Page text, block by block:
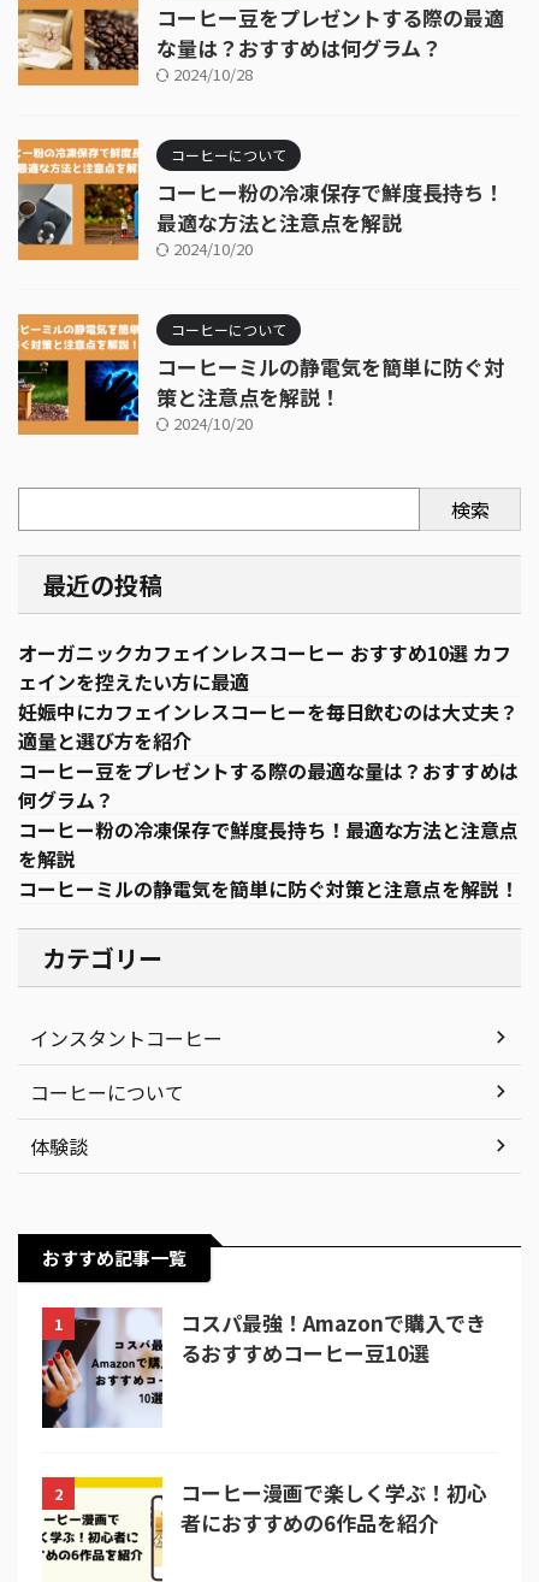
コーヒー豆をプレゼントする際の最適
な量は？おすすめは何グラム？
2024/10/28
コーヒーについて
コーヒー粉の冷凍保存で鮮度長持ち！
最適な方法と注意点を解説
2024/10/20
コーヒーについて
コーヒーミルの静電気を簡単に防ぐ対
策と注意点を解説！
2024/10/20
検索
最近の投稿
オーガニックカフェインレスコーヒー おすすめ10選 カフ
ェインを控えたい方に最適
妊娠中にカフェインレスコーヒーを毎日飲むのは大丈夫？
適量と選び方を紹介
コーヒー豆をプレゼントする際の最適な量は？おすすめは
何グラム？
コーヒー粉の冷凍保存で鮮度長持ち！最適な方法と注意点
を解説
コーヒーミルの静電気を簡単に防ぐ対策と注意点を解説！
カテゴリー
インスタントコーヒー
コーヒーについて
体験談
おすすめ記事一覧
1
コスパ最強！Amazonで購入でき
るおすすめコーヒー豆10選
2
コーヒー漫画で楽しく学ぶ！初心
者におすすめの6作品を紹介